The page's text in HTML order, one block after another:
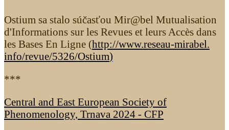
Ostium sa stalo súčasťou Mir@bel Mutualisation
d'Informations sur les Revues et leurs Accès dans
les Bases En Ligne (http://www.reseau-mirabel.
info/revue/5326/Ostium)
***
Central and East European Society of
Phenomenology, Trnava 2024 - CFP